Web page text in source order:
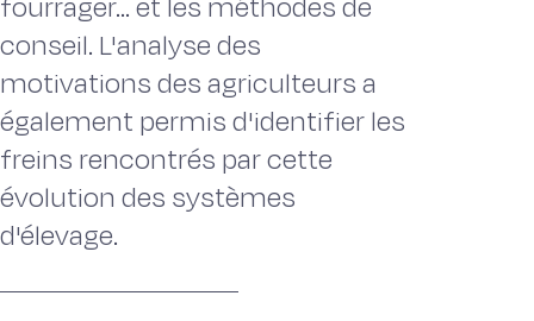
conseil. L'analyse des
motivations des agriculteurs a
également permis d'identifier les
freins rencontrés par cette
évolution des systèmes
d'élevage.